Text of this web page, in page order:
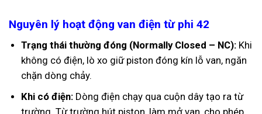
Nguyên lý hoạt động van điện từ phi 42
Trạng thái thường đóng (Normally Closed – NC):Khi
không có điện, lò xo giữ piston đóng kín lỗ van, ngăn
chặn dòng chảy.
Khi có điện:Dòng điện chạy qua cuộn dây tạo ra từ
trường. Từ trường hút piston, làm mở van, cho phép